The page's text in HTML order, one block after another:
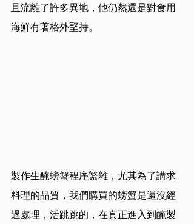
且流離了許多異地，他仍然還是對食用
海鮮有著格外堅持。
製作生醃螃蟹程序繁雜，尤其為了講求
料理的品質，我們購買的螃蟹是還沒經
過處理，活跳跳的，在真正進入到醃製